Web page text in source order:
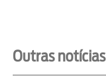
Outras notícias